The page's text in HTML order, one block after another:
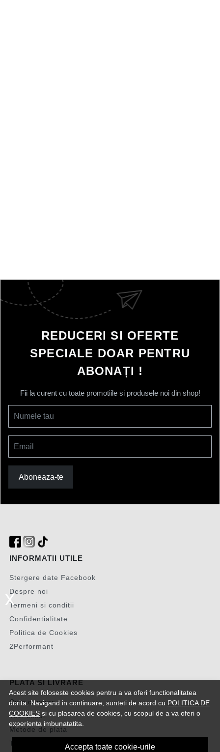
x
Acest site foloseste cookies pentru a va oferi functionalitatea
dorita. Navigand in continuare, sunteti de acord cu POLITICA DE
COOKIES si cu plasarea de cookies, cu scopul de a va oferi o
experienta imbunatatita.
Accepta toate cookie-urile
REDUCERI SI OFERTE
SPECIALE DOAR PENTRU
ABONAȚI !
Fii la curent cu toate promotiile si produsele noi din shop!
Numele tau
Email
Aboneaza-te
INFORMATII UTILE
Stergere date Facebook
Despre noi
Termeni si conditii
Confidentialitate
Politica de Cookies
2Performant
PLATA SI LIVRARE
Cum cumpar
Vezi cosul
Metode de plata
Transport si retururi